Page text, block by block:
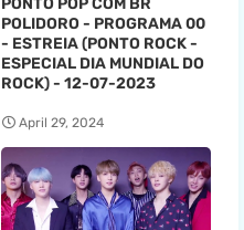
POLIDORO - PROGRAMA 00
- ESTREIA (PONTO ROCK -
ESPECIAL DIA MUNDIAL DO
ROCK) - 12-07-2023
April 29, 2024